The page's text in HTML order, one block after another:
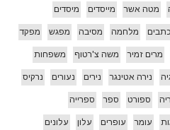
מטה אשר מייסדים מיסדים
מלחמה מסיבה מפגש מפקד
מרים זמיר משה צ'רטוף משפחות
נירה אטינגר נירים נעורים נרקיס
ספורט ספר ספרייה
עומר עופרים עלון עלונים